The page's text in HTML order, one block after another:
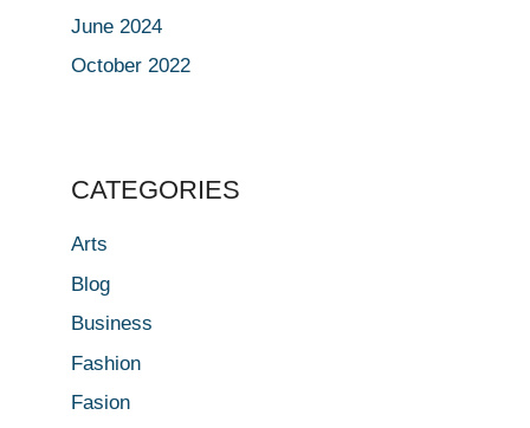
June 2024
October 2022
CATEGORIES
Arts
Blog
Business
Fashion
Fasion